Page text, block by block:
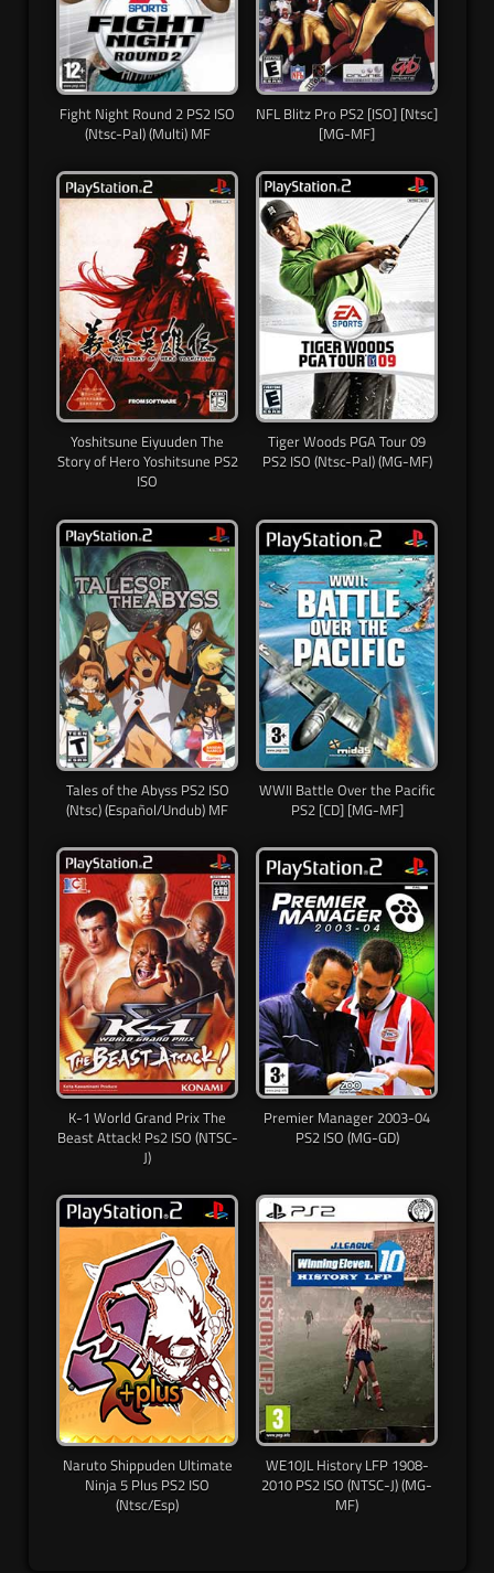
Fight Night Round 2 PS2 ISO
(Ntsc-Pal) (Multi) MF
NFL Blitz Pro PS2 [ISO] [Ntsc]
[MG-MF]
Yoshitsune Eiyuuden The
Story of Hero Yoshitsune PS2
ISO
Tiger Woods PGA Tour 09
PS2 ISO (Ntsc-Pal) (MG-MF)
Tales of the Abyss PS2 ISO
(Ntsc) (Español/Undub) MF
WWII Battle Over the Pacific
PS2 [CD] [MG-MF]
K-1 World Grand Prix The
Beast Attack! Ps2 ISO (NTSC-
J)
Premier Manager 2003-04
PS2 ISO (MG-GD)
Naruto Shippuden Ultimate
Ninja 5 Plus PS2 ISO
(Ntsc/Esp)
WE10JL History LFP 1908-
2010 PS2 ISO (NTSC-J) (MG-
MF)